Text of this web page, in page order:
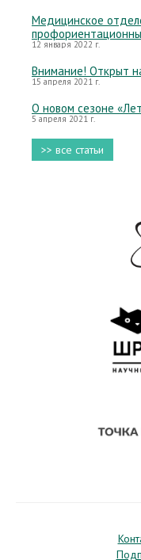
Медицинское
12 января 2022 г.
Внимание! Открыт
15 апреля 2021 г.
О новом сезоне
5 апреля 2021 г.
>> все статьи